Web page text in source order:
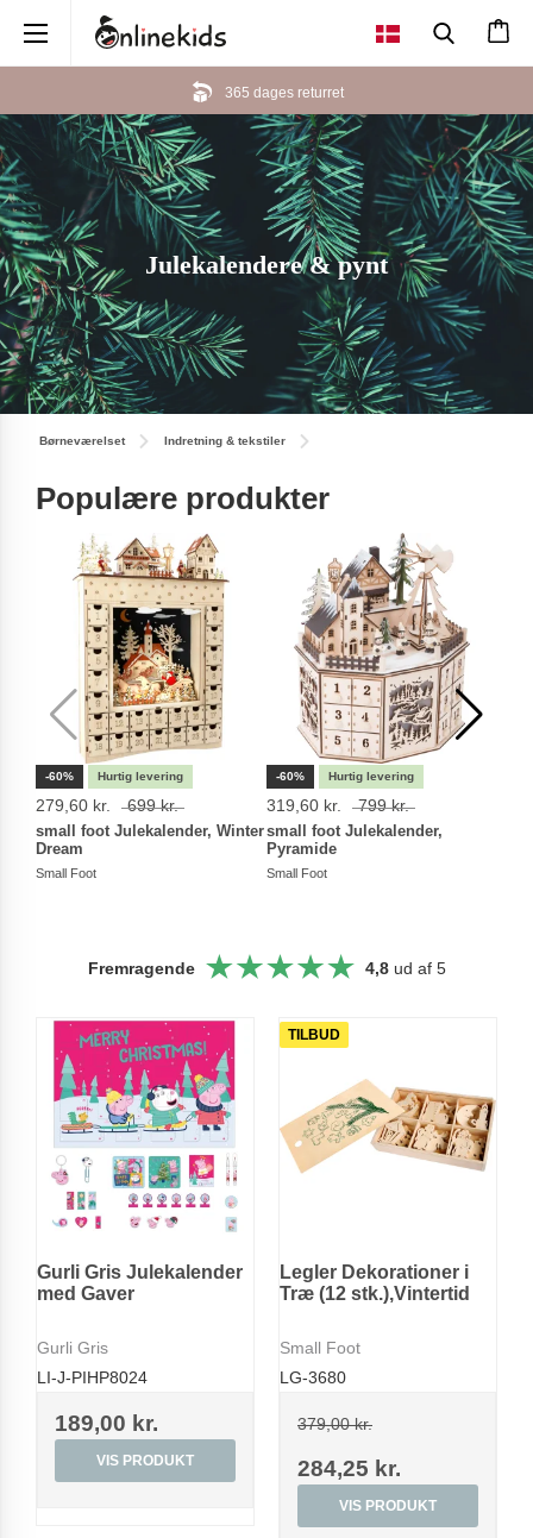
Her kan du betale med MobilePay
Julekalendere & pynt
Børneværelset Indretning & tekstiler
Populære produkter
-60%
279,60 kr. 699 kr.
small foot Julekalender, Winter
Dream
Small Foot
-60%
319,60 kr. 799 kr.
small foot Julekalender,
Pyramide
Small Foot
Fremragende 4,8ud af 5
Gurli Gris Julekalender
med Gaver
Gurli Gris
LI-J-PIHP8024
189,00 kr.
VIS PRODUKT
TILBUD
Legler Dekorationer i
Træ (12 stk.),Vintertid
Small Foot
LG-3680
379,00 kr.
284,25 kr.
VIS PRODUKT